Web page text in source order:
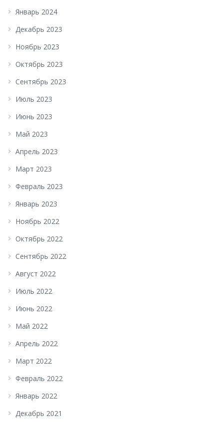
Январь 2024
Декабрь 2023
Ноябрь 2023
Октябрь 2023
Сентябрь 2023
Июль 2023
Июнь 2023
Май 2023
Апрель 2023
Март 2023
Февраль 2023
Январь 2023
Ноябрь 2022
Октябрь 2022
Сентябрь 2022
Август 2022
Июль 2022
Июнь 2022
Май 2022
Апрель 2022
Март 2022
Февраль 2022
Январь 2022
Декабрь 2021